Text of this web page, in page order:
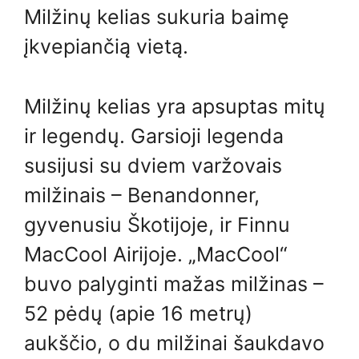
Milžinų kelias sukuria baimę
įkvepiančią vietą.
Milžinų kelias yra apsuptas mitų
ir legendų. Garsioji legenda
susijusi su dviem varžovais
milžinais – Benandonner,
gyvenusiu Škotijoje, ir Finnu
MacCool Airijoje. „MacCool“
buvo palyginti mažas milžinas –
52 pėdų (apie 16 metrų)
aukščio, o du milžinai šaukdavo